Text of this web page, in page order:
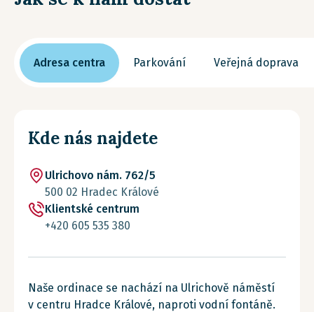
Adresa centra Parkování Veřejná doprava
Kde nás najdete
Ulrichovo nám. 762/5
500 02 Hradec Králové
Klientské centrum
+420 605 535 380
Naše ordinace se nachází na Ulrichově náměstí
v centru Hradce Králové, naproti vodní fontáně.